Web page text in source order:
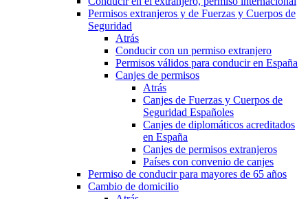
Permisos extranjeros y de Fuerzas y Cuerpos de
Seguridad
Atrás
Conducir con un permiso extranjero
Permisos válidos para conducir en España
Canjes de permisos
Atrás
Canjes de Fuerzas y Cuerpos de
Seguridad Españoles
Canjes de diplomáticos acreditados
en España
Canjes de permisos extranjeros
Países con convenio de canjes
Permiso de conducir para mayores de 65 años
Cambio de domicilio